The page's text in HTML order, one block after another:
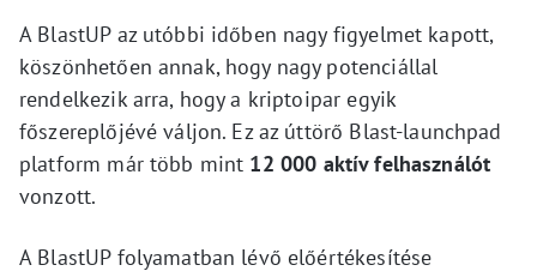
A BlastUP az utóbbi időben nagy figyelmet kapott,
köszönhetően annak, hogy nagy potenciállal
rendelkezik arra, hogy a kriptoipar egyik
főszereplőjévé váljon. Ez az úttörő Blast-launchpad
platform már több mint 12 000 aktív felhasználót
vonzott.
A BlastUP folyamatban lévő előértékesítése